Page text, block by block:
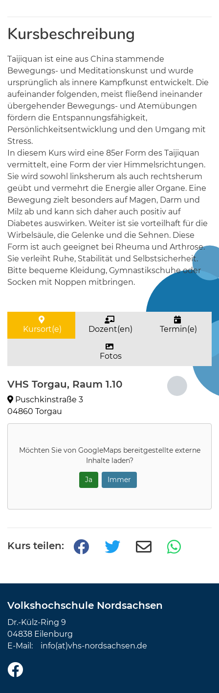
Kursbeschreibung
Taijiquan ist eine aus China stammende
Bewegungs- und Meditationskunst und wurde
ursprünglich als innere Kampfkunst entwickelt. Die
aufeinander folgenden, meist fließend ineinander
übergehender Bewegungs- und Atemübungen
fördern die Entspannungsfähigkeit,
Persönlichkeitsentwicklung und den Umgang mit
Stress.
In diesem Kurs wird eine 85er Form des Taijiquan
vermittelt, eine Form der vier Himmelsrichtungen.
Sie wird sowohl linksherum als auch rechtsherum
geübt und vermehrt die Energie aller Organe. Eine
Bewegung zielt besonders auf Magen, Darm und
Milz ab und kann sich daher auch positiv auf
Diabetes auswirken. Weiter ist sie vorteilhaft für die
Wirbelsäule, die Gelenke und die Sehnen. Diese
Form ist auch geeignet bei Rheuma und Arthrose.
Sie verleiht Ruhe, Stabilität und Selbstsicherheit.
Bitte bequeme Kleidung, Gymnastikschuhe oder
Socken mit Noppen mitbringen.
Kursort(e) Dozent(en) Termin(e)
Fotos
VHS Torgau, Raum 1.10
Puschkinstraße 3
04860 Torgau
Möchten Sie von GoogleMapsbereitgestellte externe
Inhalte laden?
Ja Immer
Kurs teilen:
Volkshochschule Nordsachsen
Dr.-Külz-Ring 9
04838 Eilenburg
E-Mail: info(at)vhs-nordsachsen.de